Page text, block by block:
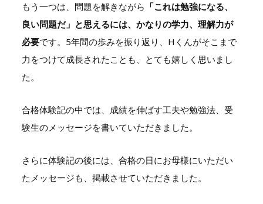
もう一つは、問題を解きながら 「これは勉強になる、
良い問題だ」と思えるには、かなりの学力、理解力が
必要です。5年間の歩みを振り返り、Hくんがそこまで
力をつけて成長されたことも、とても嬉しく思いまし
た。
合格体験記の中では、成績を伸ばす工夫や勉強法、受
験生のメッセージを書いていただきました。
さらに体験記の後には、合格の日にお母様にいただい
たメッセージも、掲載させていただきました。